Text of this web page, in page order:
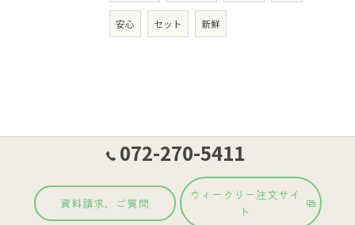
安心 セット 新鮮
072-270-5411
資料請求、ご質問
ウィークリー注文サイ
ト